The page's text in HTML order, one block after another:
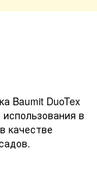
Baumit DuoTex
в
качестве